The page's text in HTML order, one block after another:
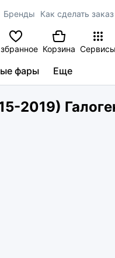
Бренды Как сделать заказ
Корзина Сервисы
фары Еще
2019)